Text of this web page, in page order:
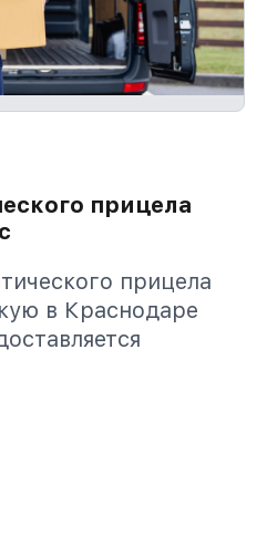
прицела
прицела
в Краснодаре